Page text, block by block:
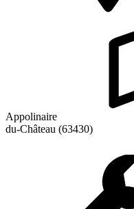
Appolinaire
du-Château (63430)